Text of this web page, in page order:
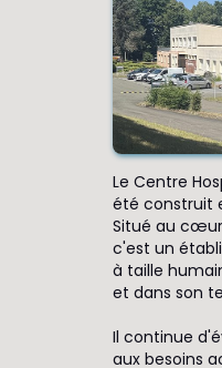
Le Centre
été construit
Situé au
c'est un
à taille
et dans son
Il continue
aux besoins